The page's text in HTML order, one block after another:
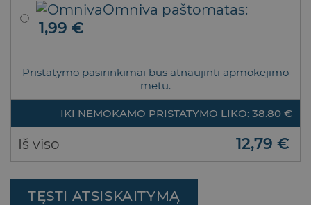
Omniva paštomatas:
1,99 €
Pristatymo pasirinkimai bus atnaujinti apmokėjimo
metu.
IKI NEMOKAMO PRISTATYMO LIKO: 38.80 €
Iš viso 12,79 €
TĘSTI ATSISKAITYMĄ